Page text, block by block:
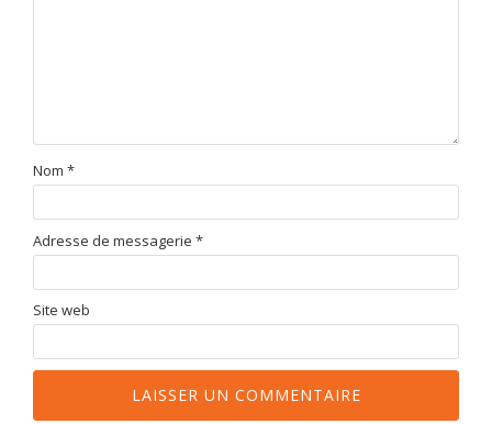
Nom *
Adresse de messagerie *
Site web